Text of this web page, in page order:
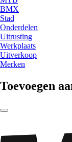
BMX
Stad
Onderdelen
Uitrusting
Werkplaats
Uitverkoop
Merken
Toevoegen